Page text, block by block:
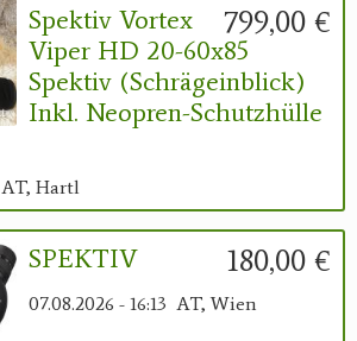
799,00 €
Spektiv Vortex
Viper HD 20-60x85
Spektiv (Schrägeinblick)
Inkl. Neopren-Schutzhülle
AT, Hartl
180,00 €
SPEKTIV
07.08.2026 - 16:13 AT, Wien